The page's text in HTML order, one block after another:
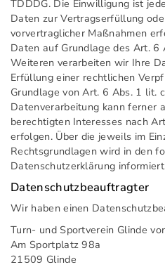
TDDDG. Die Einwilligung ist
Daten zur Vertragserfüllung
vorvertraglicher Maßnahmen
Daten auf Grundlage des Art. 6
Weiteren verarbeiten wir Ihre
Erfüllung einer rechtlichen
Grundlage von Art. 6 Abs. 1 lit.
Datenverarbeitung kann ferner
berechtigten Interesses nach
erfolgen. Über die jeweils im
Rechtsgrundlagen wird in den
Datenschutzerklärung
Datenschutz­beauftragter
Wir haben einen
Turn- und Sportverein Glinde
Am Sportplatz 98a
21509 Glinde